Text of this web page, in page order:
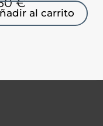
al carrito